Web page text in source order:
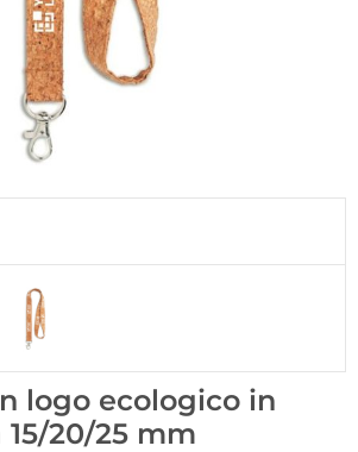
logo ecologico in
20/25 mm